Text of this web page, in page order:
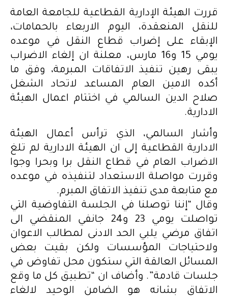
قررت الهيئة الإدارية القطاعية للجامعة العامة
للنقل المنعقدة، اليوم الاربعاء بالحمامات،
الإبقاء على إضراب قطاع النقل في موعده
يومي 15 و16 مارس، معلنة ان إلغاء الاضراب
يبقى رهين تنفيذ الاتفاقات المبرمة، وفق ما
أكده الامين العام المساعد لاتحاد الشغل
صلاح الدين السالمي في اختتام اعمال الهيئة
الادارية.
وأشار السالمي، الذي ترأس أعمال الهيئة
الادارية القطاعية إلى ان الهيئة الادارية لم تلغ
الاضراب العام في قطاع النقل برا وبحرا وجوا
وقررت مواصلة الاستعداد لتنفيذه في موعده
مع متابعة مدى تنفيذ الاتفاق المبرم.
وقال “إننا توصلنا في الجلسة التفاوضية التي
تواصلت يومي 23 و24 جانفي المنقضي الى
اتفاق مرضي يلبي الحد الادنى لمطالب الاعوان
ولاحتياجات المؤسسات ولكن بقيت بعض
المسائل العالقة التي ستكون محل تفاوض في
جلسات قادمة”. وأضاف ان “تطبيق كل ما وقع
الاتفاق بشانه هو الضامن الوحيد لالغاء